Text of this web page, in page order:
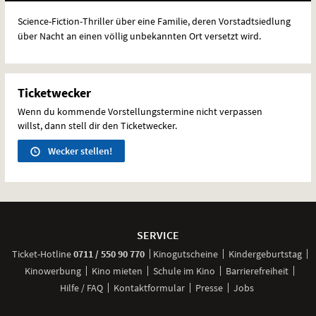
Science-Fiction-Thriller über eine Familie, deren Vorstadtsiedlung
über Nacht an einen völlig unbekannten Ort versetzt wird.
Ticketwecker
Wenn du kommende Vorstellungstermine nicht verpassen
willst, dann stell dir den Ticketwecker.
Wecker stellen!
SERVICE
Ticket-Hotline0711 / 550 90 770anrufen
Kinogutscheine
Kindergeburtstag
Kinowerbung
Kino mieten Schule im Kino
Barrierefreiheit
Hilfe / FAQ
Kontaktformular Presse Jobs